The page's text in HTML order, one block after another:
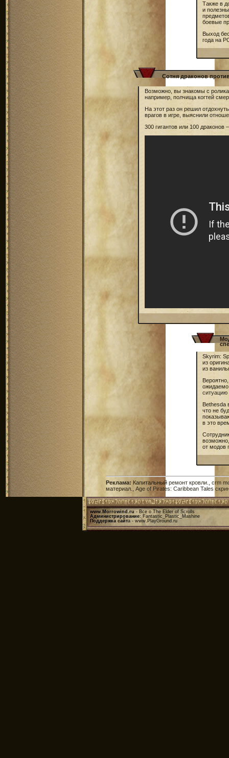
Также в
и
боевые
Выход
года на
Сотня драконов
Возможно, вы знакомы с
например, полчища когтей
На этот раз он решил
врагов в игре, выяснили
300 гигантов или 100
Skyrim:
из
из
ситуацию
Bethesda
что не
в это
от модов
Реклама: Капитальный ремонт кровли
crm
материал., Age of Pirates: Caribbean Tales
www.Morrowind.ru - Все о The Elder of Scrolls
Администрирование: Fantastic_Plastic_Mashine
Поддержка сайта - www.PlayGround.ru